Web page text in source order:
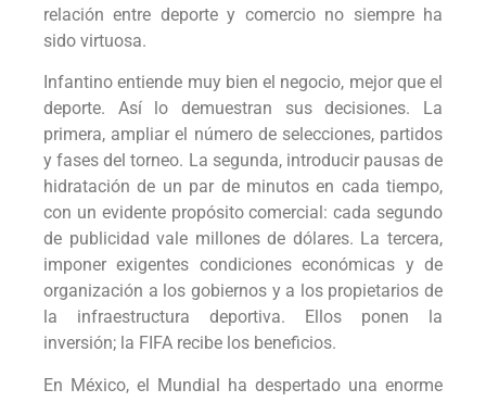
relación entre deporte y comercio no siempre ha
sido virtuosa.
Infantino entiende muy bien el negocio, mejor que el
deporte. Así lo demuestran sus decisiones. La
primera, ampliar el número de selecciones, partidos
y fases del torneo. La segunda, introducir pausas de
hidratación de un par de minutos en cada tiempo,
con un evidente propósito comercial: cada segundo
de publicidad vale millones de dólares. La tercera,
imponer exigentes condiciones económicas y de
organización a los gobiernos y a los propietarios de
la infraestructura deportiva. Ellos ponen la
inversión; la FIFA recibe los beneficios.
En México, el Mundial ha despertado una enorme